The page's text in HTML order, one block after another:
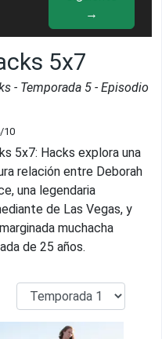
→
5x7
- Temporada 5 - Episodio
/10
5x7: Hacks explora una
relación entre Deborah
una legendaria
de Las Vegas, y
muchacha
de 25 años.